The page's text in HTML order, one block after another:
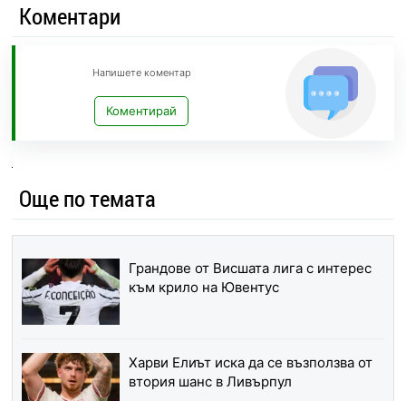
Коментари
Напишете коментар
Коментирай
Още по темата
Грандове от Висшата лига с интерес
към крило на Ювентус
Харви Елиът иска да се възползва от
втория шанс в Ливърпул